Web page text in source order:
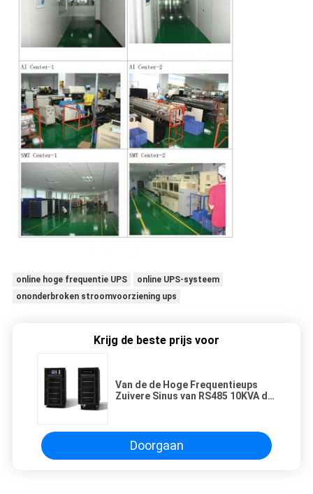
online hoge frequentie UPS
online UPS-systeem
ononderbroken stroomvoorziening ups
Krijg de beste prijs voor
Van de de Hoge Frequentieups
Zuivere Sinus van RS485 10KVA de
Doorgaan